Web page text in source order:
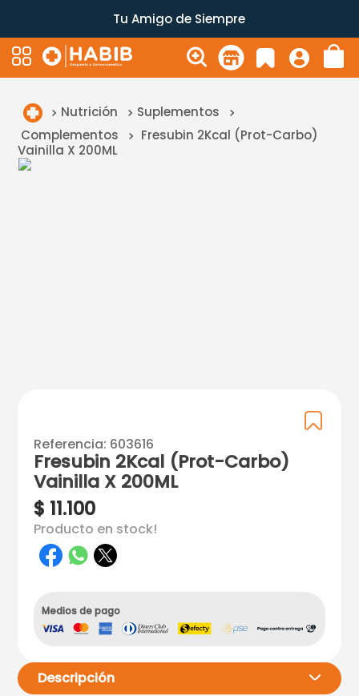
Tu Amigo de Siempre
Nutrición
Suplementos
Complementos
Fresubin 2Kcal (Prot-Carbo)
Vainilla X 200ML
Referencia: 603616
Fresubin 2Kcal (Prot-Carbo)
Vainilla X 200ML
$ 11.100
Producto en stock!
Medios de pago
Descripción